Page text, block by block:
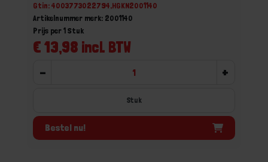
Gtin: 4003773022794,HGKN2001140
Artikelnummer merk: 2001140
€ 13,98 incl. BTW
Prijs per 1 Stuk
- +
Stuk
Bestel nu!